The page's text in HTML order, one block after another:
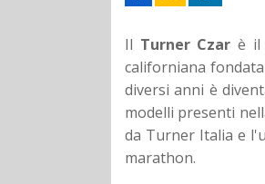
Il Turner Czar è il
californiana
diversi anni è
modelli presenti
da Turner Italia e
marathon.